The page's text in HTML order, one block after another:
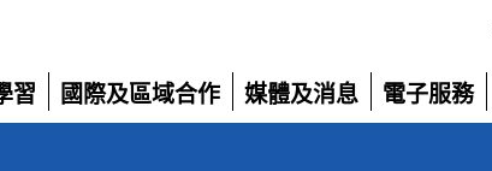
習
國際及區域合作
展
媒體及消息
展
電子服務
展